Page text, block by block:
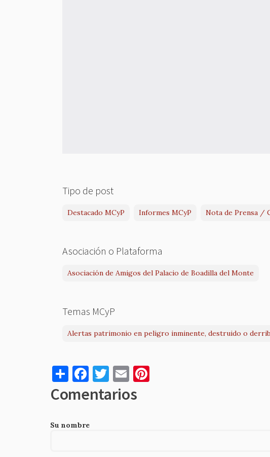
Tipo de post
Destacado MCyP Informes MCyP Nota de Prensa /
Asociación o Plataforma
Asociación de Amigos del Palacio de Boadilla del Monte
Temas MCyP
Alertas patrimonio en peligro inminente, destruido o
S
h
ar
e
F
a
c
e
T
w
it
E
m
ai
Comentarios
Su nombre